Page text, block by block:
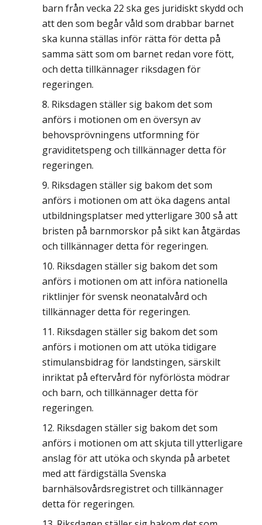
barn från vecka 22 ska ges juridiskt skydd och
att den som begår våld som drabbar barnet
ska kunna ställas inför rätta för detta på
samma sätt som om barnet redan vore fött,
och detta tillkännager riksdagen för
regeringen.
Riksdagen ställer sig bakom det som
anförs i motionen om en översyn av
behovsprövningens utformning för
graviditetspeng och tillkännager detta för
regeringen.
Riksdagen ställer sig bakom det som
anförs i motionen om att öka dagens antal
utbildningsplatser med ytterligare 300 så att
bristen på barnmorskor på sikt kan åtgärdas
och tillkännager detta för regeringen.
Riksdagen ställer sig bakom det som
anförs i motionen om att införa nationella
riktlinjer för svensk neonatalvård och
tillkännager detta för regeringen.
Riksdagen ställer sig bakom det som
anförs i motionen om att utöka tidigare
stimulansbidrag för landstingen, särskilt
inriktat på eftervård för nyförlösta mödrar
och barn, och tillkännager detta för
regeringen.
Riksdagen ställer sig bakom det som
anförs i motionen om att skjuta till ytterligare
anslag för att utöka och skynda på arbetet
med att färdigställa Svenska
barnhälsovårdsregistret och tillkännager
detta för regeringen.